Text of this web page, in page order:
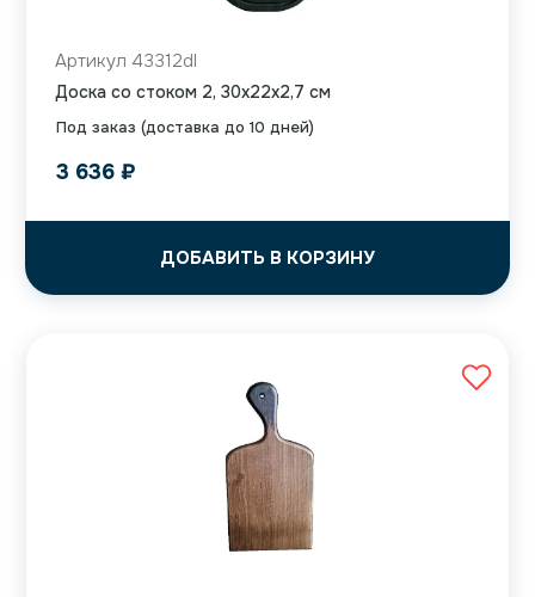
Под заказ (доставка до 10 дней)
Артикул 43312dl
Доска со стоком 2, 30x22x2,7 см
3 636 ₽
ДОБАВИТЬ В КОРЗИНУ